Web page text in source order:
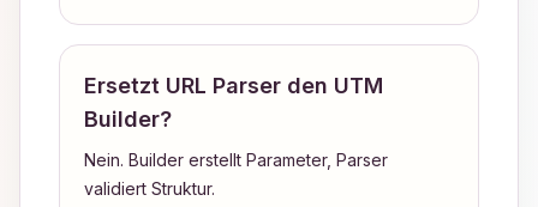
Ersetzt URL Parser den UTM
Builder?
Nein. Builder erstellt Parameter, Parser
validiert Struktur.